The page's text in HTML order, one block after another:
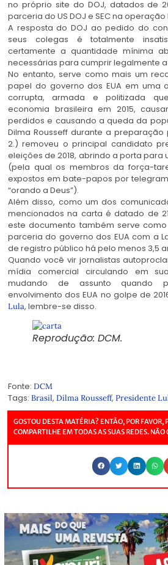
no próprio site do DOJ, datados de
parceria do US DOJ e SEC na operação
A resposta do DOJ ao pedido do
seus colegas é totalmente
certamente a quantidade mínima
necessárias para cumprir legalmente
No entanto, serve como mais um
papel do governo dos EUA em uma
corrupta, armada e politizada
economia brasileira em 2015,
perdidos e causando a queda da
Dilma Rousseff durante a preparação
2.) removeu o principal candidato
eleições de 2018, abrindo a porta para
(pela qual os membros da força-
expostos em bate-papos por
“orando a Deus”).
Além disso, como um dos
mencionados na carta é datado de
este documento também serve
parceria do governo dos EUA com a
de registro público há pelo menos 3,5
Quando você vir jornalistas
mídia comercial circulando em
mudando de assunto quando
envolvimento dos EUA no golpe de
Lula, lembre-se disso.
Reprodução: DCM.
Fonte: DCM
Tags: Brasil, Dilma Rousseff, Presidente
GOSTOU DESTA MATÉRIA? ENTÃO, POR FAVOR,
COMPARTILHE EM TODAS AS SUAS REDES. NÃO